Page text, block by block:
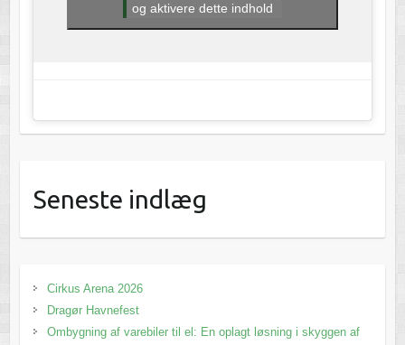
og aktivere dette indhold
Seneste indlæg
Cirkus Arena 2026
Dragør Havnefest
Ombygning af varebiler til el: En oplagt løsning i skyggen af